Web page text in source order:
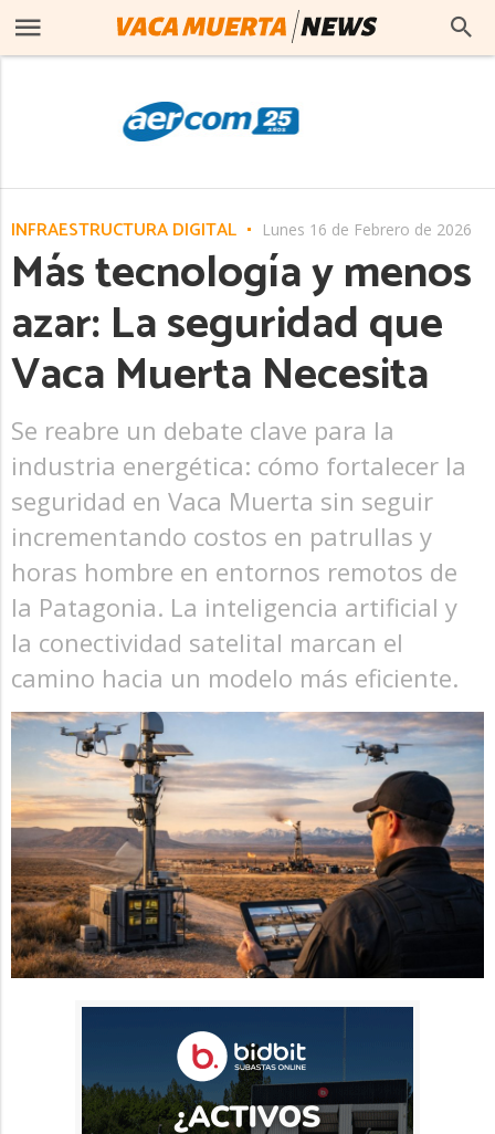
INFRAESTRUCTURA DIGITAL Lunes 16 de Febrero de 2026
Más tecnología y menos
azar: La seguridad que
Vaca Muerta Necesita
Se reabre un debate clave para la
industria energética: cómo fortalecer la
seguridad en Vaca Muerta sin seguir
incrementando costos en patrullas y
horas hombre en entornos remotos de
la Patagonia. La inteligencia artificial y
la conectividad satelital marcan el
camino hacia un modelo más eficiente.